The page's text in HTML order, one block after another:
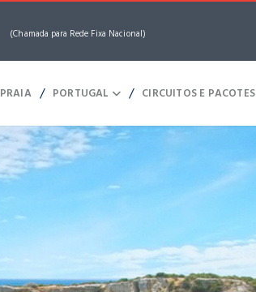
(Chamada para Rede Fixa Nacional)
PRAIA / PORTUGAL / CIRCUITOS E PACOTES